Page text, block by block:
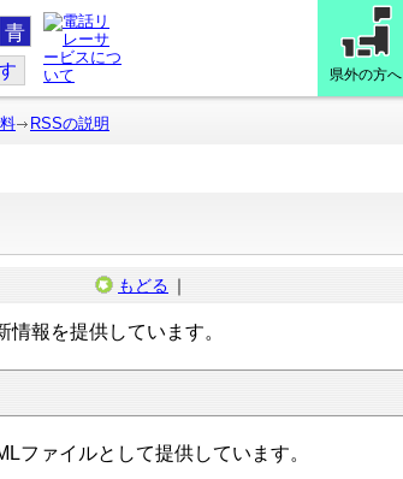
青
県外の方へ
RSSの説明
もどる ｜
報を提供しています。
ァイルとして提供しています。